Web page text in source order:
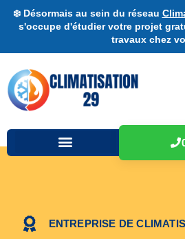
❄️ Désormais au sein du réseau
s'occupe d'étudier votre projet
travaux chez
ENTREPRISE DE